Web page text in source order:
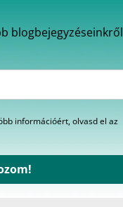
blogbejegyzéseinkről
információért, olvasd el az